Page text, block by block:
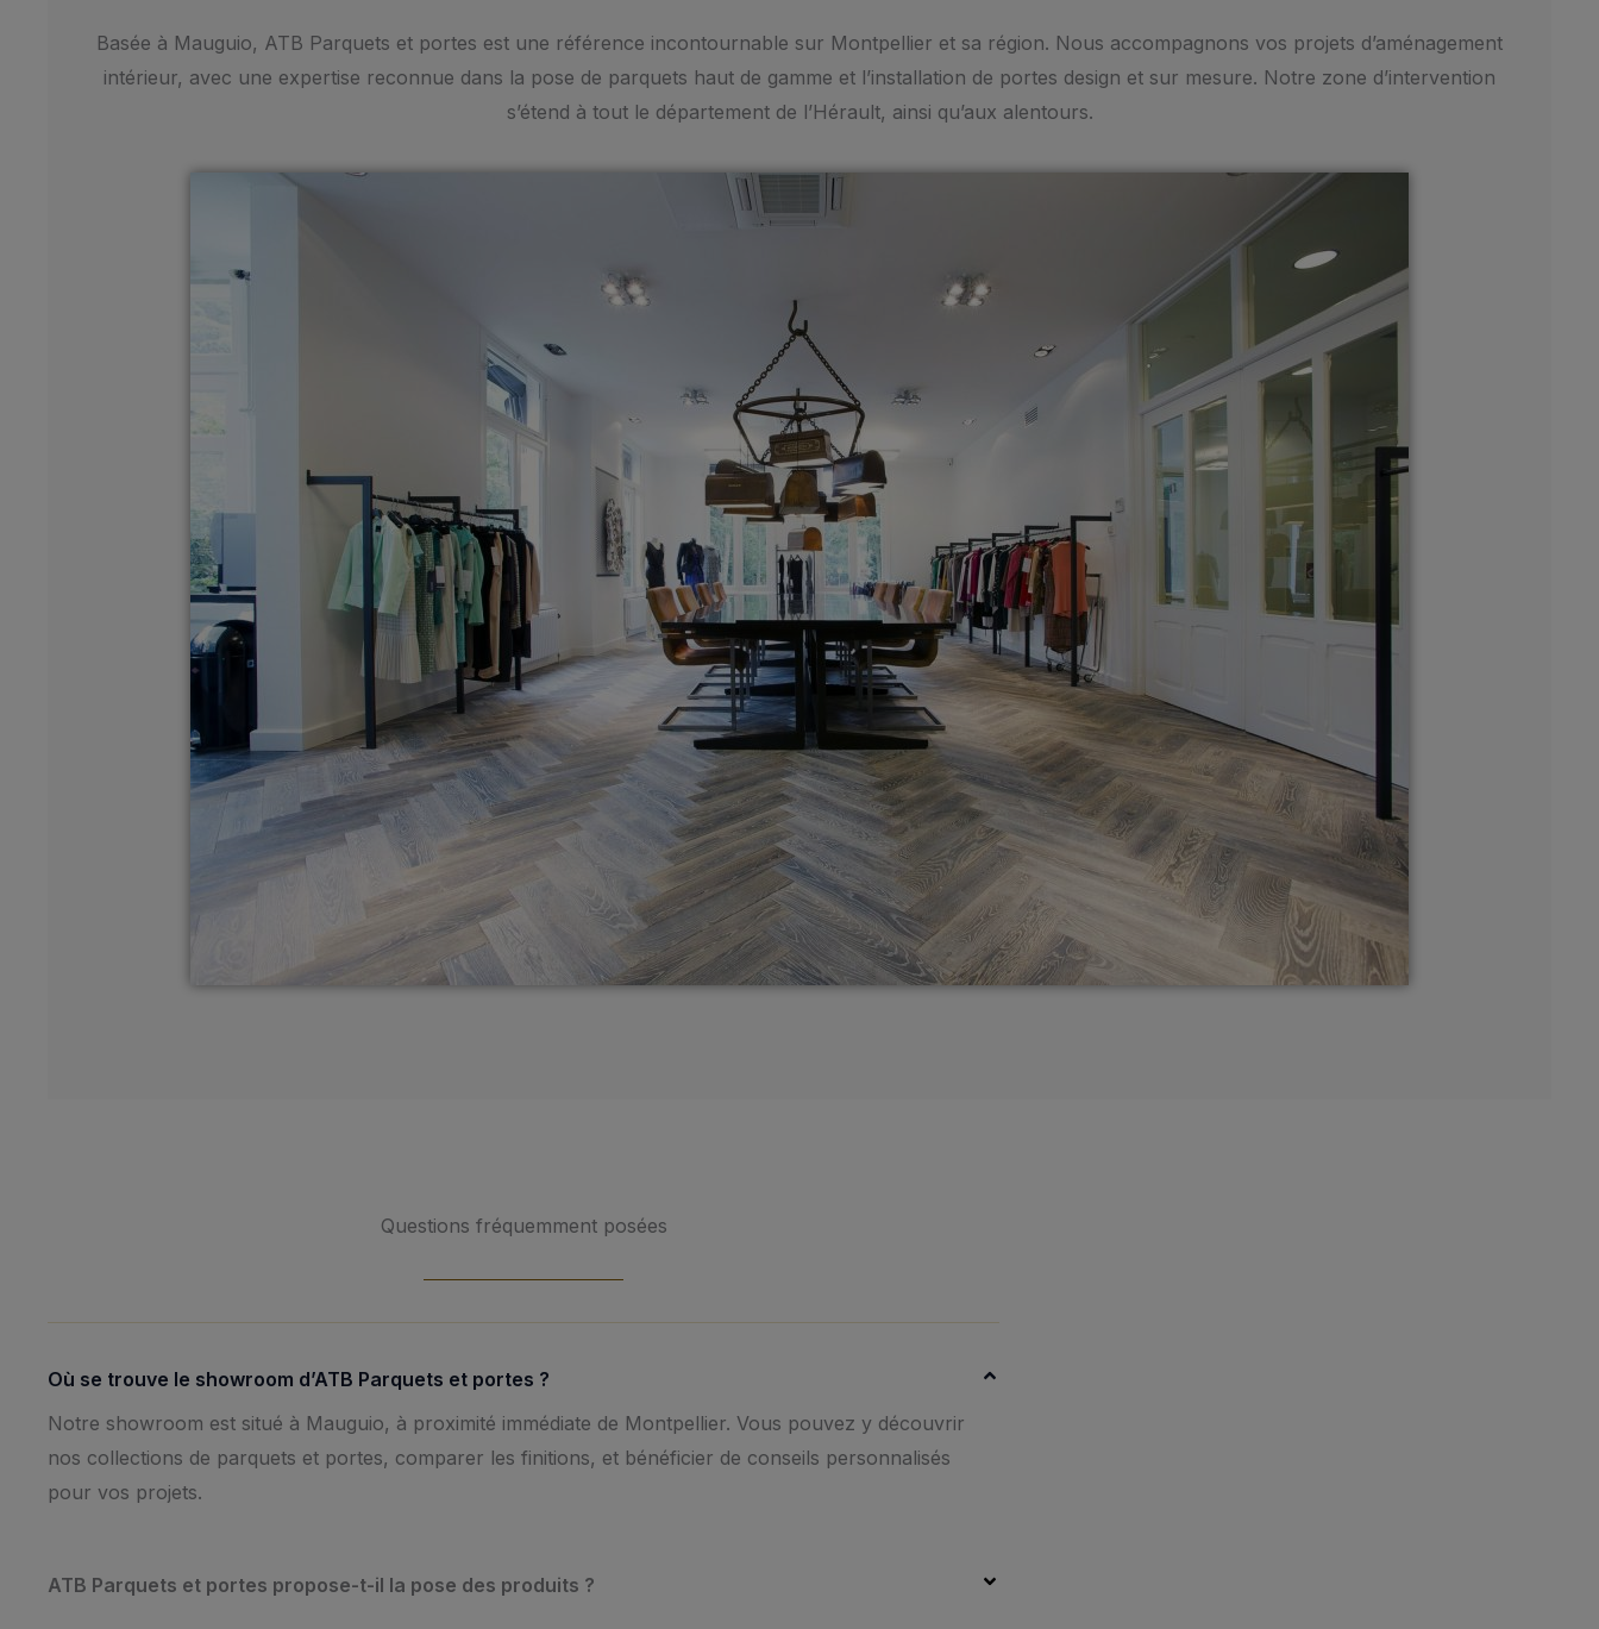
Basée à Mauguio, ATB Parquets et portes est une référence incontournable sur Montpellier et sa région. Nous accompagnons vos projets d’aménagement
intérieur, avec une expertise reconnue dans la pose de parquets haut de gamme et l’installation de portes design et sur mesure. Notre zone d’intervention
s’étend à tout le département de l’Hérault, ainsi qu’aux alentours.
Questions fréquemment posées
Où se trouve le showroom d’ATB Parquets et portes ?
Notre showroom est situé à Mauguio, à proximité immédiate de Montpellier. Vous pouvez y découvrir
nos collections de parquets et portes, comparer les finitions, et bénéficier de conseils personnalisés
pour vos projets.
ATB Parquets et portes propose-t-il la pose des produits ?